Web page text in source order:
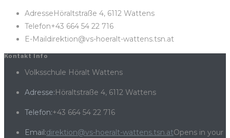
AdresseHöraltstraße 4, 6112 Wattens
Telefon+43 664 54 22 716
E-Maildirektion@vs-hoeralt-wattens.tsn.at
Kontakt Info
Volksschule Höralt Wattens
Adresse:Höraltstraße 4, 6112 Wattens
Telefon:+43 664 54 22 716
Email:direktion@vs-hoeralt-wattens.tsn.atOpens in your